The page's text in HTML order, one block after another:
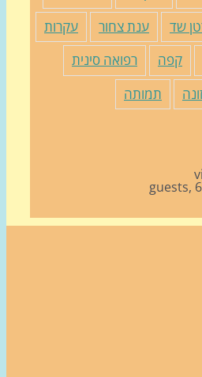
ענת צחור
עקרות
רפואה סינית